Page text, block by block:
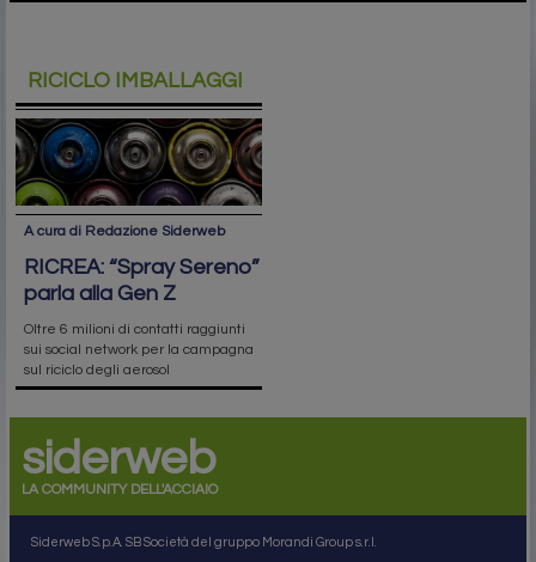
RICICLO IMBALLAGGI
A cura di Redazione Siderweb
RICREA: “Spray Sereno”
parla alla Gen Z
Oltre 6 milioni di contatti raggiunti
sui social network per la campagna
sul riciclo degli aerosol
siderweb
LA COMMUNITY DELL'ACCIAIO
Siderweb S.p.A. SB Società del gruppo Morandi Group s.r.l.